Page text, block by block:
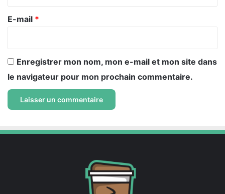
r
e
E-mail *
Enregistrer mon nom, mon e-mail et mon site dans
le navigateur pour mon prochain commentaire.